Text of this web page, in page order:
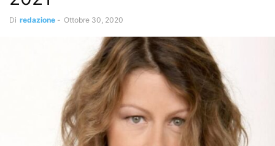
Di redazione - Ottobre 30, 2020